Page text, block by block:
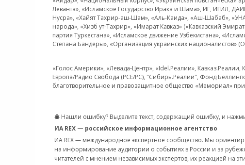
Леванта», «Исламское Государство Ирака и Шама», ИГ, ИГИЛ,
Нусра», «Хайят Тахрир-аш-Шам», «Аль-Каида», «Аш-Шабаб»,
народа», «Хизб ут-Тахрир», «Имарат Кавказ» («Кавказский
партия Туркестана», «Исламское движение Узбекистана»,
Степана Бандеры», «Организация украинских
«Голос Америки», «Левада-Центр», «Idel.Реалии»,
Европа/Радио Свобода (PCE/PC), "Сибирь.Реалии", Фонд
благотворительное и правозащитное общество «Мемориал»
Нашли ошибку? Выделите текст, содержащий ошибку, и
ИА REX — российское информационное агентство
ИА REX — международное экспертное сообщество. Мы
на информирование аудитории о событиях в России и за
читателей с мнением независимых экспертов, их реакцией на